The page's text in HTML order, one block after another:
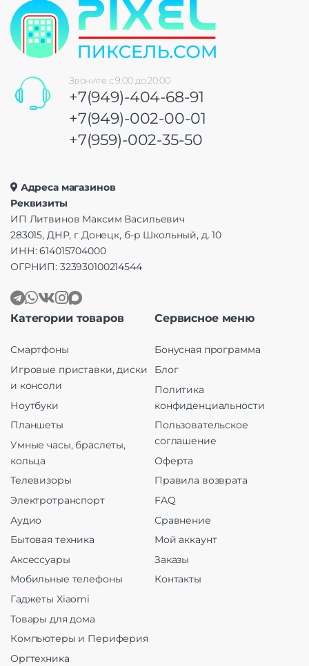
Звоните с 9:00 до 20:00
+7(949)-404-68-91
+7(949)-002-00-01
+7(959)-002-35-50
Адреса магазинов
Реквизиты
ИП Литвинов Максим Васильевич
283015, ДНР, г Донецк, б-р Школьный, д. 10
ИНН: 614015704000
ОГРНИП: 323930100214544
Категории товаров
Смартфоны
Игровые приставки, диски
и консоли
Ноутбуки
Планшеты
Умные часы, браслеты,
кольца
Телевизоры
Электротранспорт
Аудио
Бытовая техника
Аксессуары
Мобильные телефоны
Гаджеты Xiaomi
Товары для дома
Компьютеры и Периферия
Оргтехника
Сервисное меню
Бонусная программа
Блог
Политика
конфиденциальности
Пользовательское
соглашение
Оферта
Правила возврата
FAQ
Сравнение
Мой аккаунт
Заказы
Контакты